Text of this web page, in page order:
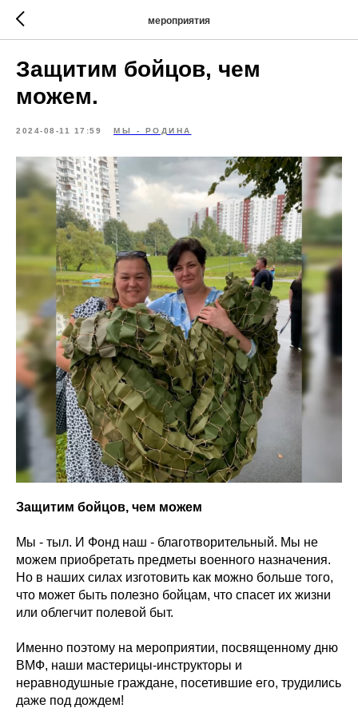
мероприятия
Защитим бойцов, чем
можем.
2024-08-11 17:59 МЫ - РОДИНА
Защитим бойцов, чем можем
Мы - тыл. И Фонд наш - благотворительный. Мы не
можем приобретать предметы военного назначения.
Но в наших силах изготовить как можно больше того,
что может быть полезно бойцам, что спасет их жизни
или облегчит полевой быт.
Именно поэтому на мероприятии, посвященному дню
ВМФ, наши мастерицы-инструкторы и
неравнодушные граждане, посетившие его, трудились
даже под дождем!